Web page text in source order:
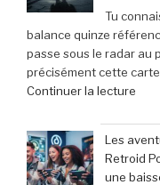
Tu
balance quinze
passe sous le radar au
précisément cette
Continuer la lecture
:
Les
Retroid
une